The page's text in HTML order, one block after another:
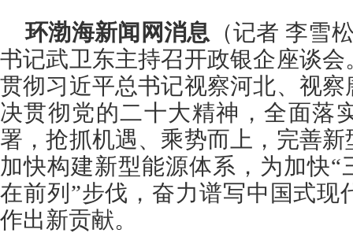
环渤海新闻网消息 （记者 李雪
书记武卫东主持召开政银企座谈
贯彻习近平总书记视察河北、视
决贯彻党的二十大精神，全面落
署，抢抓机遇、乘势而上，完善
加快构建新型能源体系，为加快“
在前列”步伐，奋力谱写中国式现
作出新贡献。